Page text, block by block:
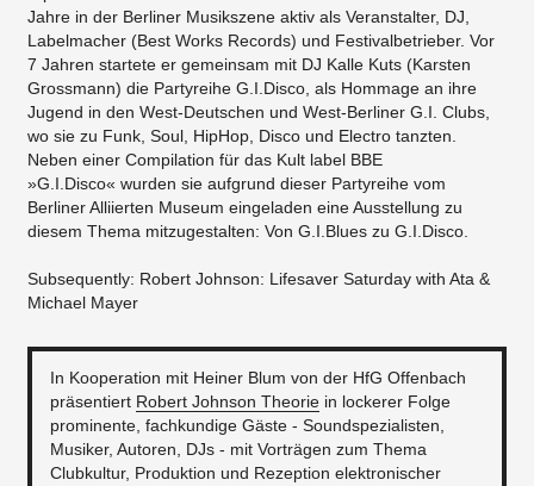
Jahre in der Berliner Musikszene aktiv als Veranstalter, DJ,
Labelmacher (Best Works Records) und Festivalbetrieber. Vor
7 Jahren startete er gemeinsam mit DJ Kalle Kuts (Karsten
Grossmann) die Partyreihe G.I.Disco, als Hommage an ihre
Jugend in den West-Deutschen und West-Berliner G.I. Clubs,
wo sie zu Funk, Soul, HipHop, Disco und Electro tanzten.
Neben einer Compilation für das Kult label BBE
»G.I.Disco« wurden sie aufgrund dieser Partyreihe vom
Berliner Alliierten Museum eingeladen eine Ausstellung zu
diesem Thema mitzugestalten: Von G.I.Blues zu G.I.Disco.
Subsequently: Robert Johnson: Lifesaver Saturday with Ata &
Michael Mayer
In Kooperation mit Heiner Blum von der HfG Offenbach
präsentiert Robert Johnson Theorie in lockerer Folge
prominente, fachkundige Gäste - Soundspezialisten,
Musiker, Autoren, DJs - mit Vorträgen zum Thema
Clubkultur, Produktion und Rezeption elektronischer